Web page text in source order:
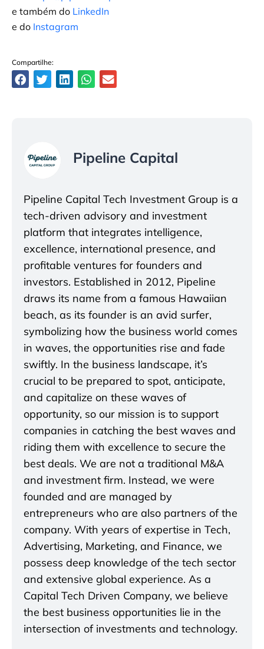
e também do LinkedIn
e do Instagram
Compartilhe:
Pipeline Capital
Pipeline Capital Tech Investment Group is a
tech-driven advisory and investment
platform that integrates intelligence,
excellence, international presence, and
profitable ventures for founders and
investors. Established in 2012, Pipeline
draws its name from a famous Hawaiian
beach, as its founder is an avid surfer,
symbolizing how the business world comes
in waves, the opportunities rise and fade
swiftly. In the business landscape, it’s
crucial to be prepared to spot, anticipate,
and capitalize on these waves of
opportunity, so our mission is to support
companies in catching the best waves and
riding them with excellence to secure the
best deals. We are not a traditional M&A
and investment firm. Instead, we were
founded and are managed by
entrepreneurs who are also partners of the
company. With years of expertise in Tech,
Advertising, Marketing, and Finance, we
possess deep knowledge of the tech sector
and extensive global experience. As a
Capital Tech Driven Company, we believe
the best business opportunities lie in the
intersection of investments and technology.